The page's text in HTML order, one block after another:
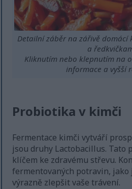
Detailní záběr na zářivě domácí
a
Kliknutím nebo klepnutím na
informace a vyšší
Probiotika v kimči
Fermentace kimči vytváří
jsou druhy Lactobacillus. Tato
klíčem ke zdravému střevu.
fermentovaných potravin, jako
výrazně zlepšit vaše trávení.